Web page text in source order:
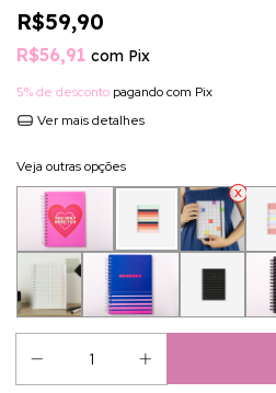
R$59,90
R$56,91 com Pix
5% de desconto pagando com Pix
Ver mais detalhes
Veja outras opções